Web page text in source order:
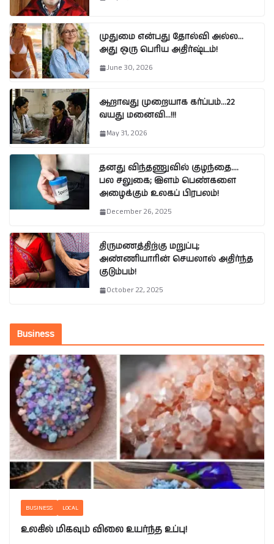
முதுமை என்பது தோல்வி அல்ல…
அது ஒரு பெரிய அதிர்ஷ்டம்!
June 30, 2026
ஆறாவது முறையாக கர்ப்பம்…22
வயது மனைவி…!!!
May 31, 2026
தனது விந்தணுவில் குழந்தை….
பல சலுகை; இளம் பெண்களை
அழைக்கும் உலகப் பிரபலம்!
December 26, 2025
திருமணத்திற்கு மறுப்பு;
அண்ணியாரின் செயலால் அதிர்ந்த
குடும்பம்!
October 22, 2025
Business
BUSINESS LOCAL
உலகில் மிகவும் விலை உயர்ந்த உப்பு!